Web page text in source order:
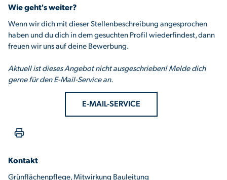
Wie geht's weiter?
Wenn wir dich mit dieser Stellenbeschreibung angesprochen
haben und du dich in dem gesuchten Profil wiederfindest, dann
freuen wir uns auf deine Bewerbung.
Aktuell ist dieses Angebot nicht ausgeschrieben! Melde dich
gerne für den E-Mail-Service an.
E-MAIL-SERVICE
Kontakt
Grünflächenpflege, Mitwirkung Bauleitung